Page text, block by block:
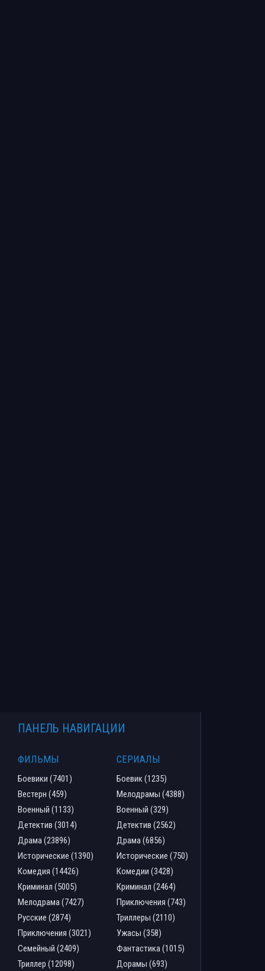
ПАНЕЛЬ НАВИГАЦИИ
ФИЛЬМЫ
Боевики (7401)
Вестерн (459)
Военный (1133)
Детектив (3014)
Драма (23896)
Исторические (1390)
Комедия (14426)
Криминал (5005)
Мелодрама (7427)
Русские (2874)
Приключения (3021)
Семейный (2409)
Триллер (12098)
СЕРИАЛЫ
Боевик (1235)
Мелодрамы (4388)
Военный (329)
Детектив (2562)
Драма (6856)
Исторические (750)
Комедии (3428)
Криминал (2464)
Приключения (743)
Триллеры (2110)
Ужасы (358)
Фантастика (1015)
Дорамы (693)